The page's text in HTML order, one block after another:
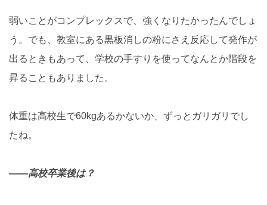
弱いことがコンプレックスで、強くなりたかったんでしょ
う。でも、教室にある黒板消しの粉にさえ反応して発作が
出るときもあって、学校の手すりを使ってなんとか階段を
昇ることもありました。
体重は高校生で60kgあるかないか、ずっとガリガリでし
たね。
――高校卒業後は？